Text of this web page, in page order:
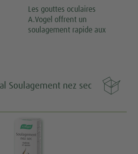
Les gouttes oculaires
A.Vogel offrent un
soulagement rapide aux

Soulagement nez sec